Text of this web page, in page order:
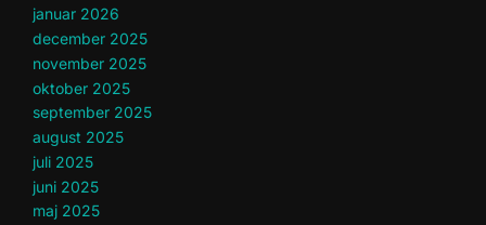
januar 2026
december 2025
november 2025
oktober 2025
september 2025
august 2025
juli 2025
juni 2025
maj 2025